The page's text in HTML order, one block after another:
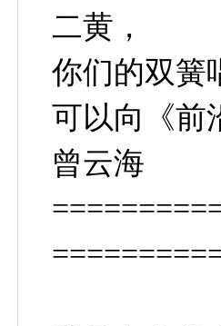
二黄，
你们的双簧
可以向《前
曾云海